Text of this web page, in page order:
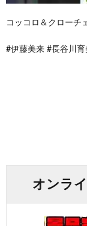
コッコロ＆クローチ
#伊藤美来 #長谷川
オンラ